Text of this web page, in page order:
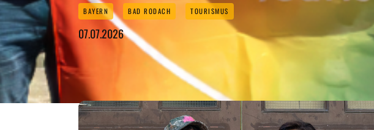
BAYERN BAD RODACH TOURISMUS
07.07.2026